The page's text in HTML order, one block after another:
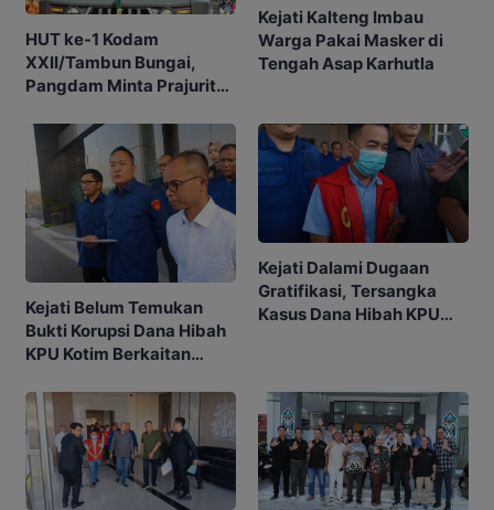
HUT ke-1 Kodam
XXII/Tambun Bungai,
Pangdam Minta Prajurit
Tantangan
Kejati Kalteng Imbau
Warga Pakai Masker di
Tengah Asap Karhutla
Kejati Belum Temukan
Bukti Korupsi Dana Hibah
KPU Kotim Berkaitan
Kejati Dalami Dugaan
Gratifikasi, Tersangka
Kasus Dana Hibah KPU